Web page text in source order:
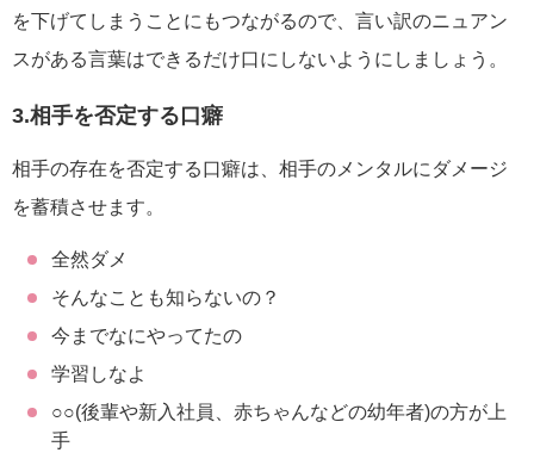
を下げてしまうことにもつながるので、言い訳のニュアン
スがある言葉はできるだけ口にしないようにしましょう。
3.相手を否定する口癖
相手の存在を否定する口癖は、相手のメンタルにダメージ
を蓄積させます。
全然ダメ
そんなことも知らないの？
今までなにやってたの
学習しなよ
○○(後輩や新入社員、赤ちゃんなどの幼年者)の方が上
手